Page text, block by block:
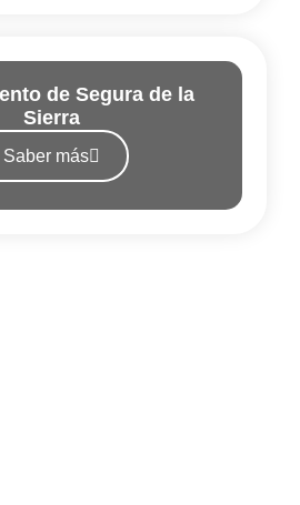
de Segura de la
Sierra
Saber más